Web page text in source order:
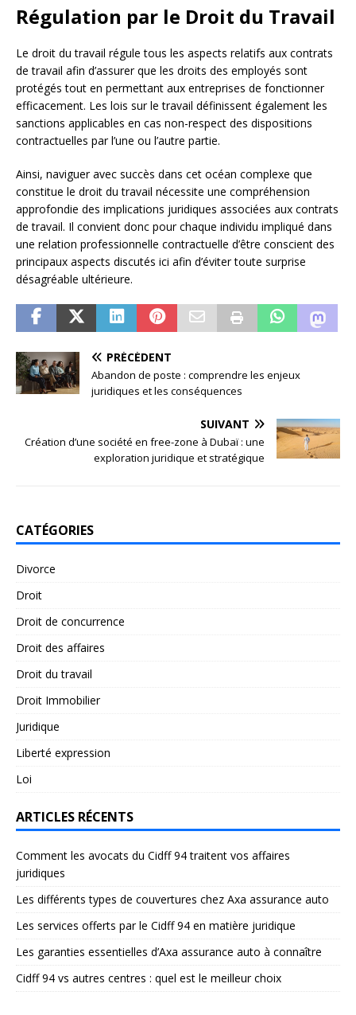
Régulation par le Droit du Travail
Le droit du travail régule tous les aspects relatifs aux contrats
de travail afin d’assurer que les droits des employés sont
protégés tout en permettant aux entreprises de fonctionner
efficacement. Les lois sur le travail définissent également les
sanctions applicables en cas non-respect des dispositions
contractuelles par l’une ou l’autre partie.
Ainsi, naviguer avec succès dans cet océan complexe que
constitue le droit du travail nécessite une compréhension
approfondie des implications juridiques associées aux contrats
de travail. Il convient donc pour chaque individu impliqué dans
une relation professionnelle contractuelle d’être conscient des
principaux aspects discutés ici afin d’éviter toute surprise
désagréable ultérieure.
PRÉCÉDENT
Abandon de poste : comprendre les enjeux
juridiques et les conséquences
SUIVANT
Création d’une société en free-zone à Dubaï : une
exploration juridique et stratégique
CATÉGORIES
Divorce
Droit
Droit de concurrence
Droit des affaires
Droit du travail
Droit Immobilier
Juridique
Liberté expression
Loi
ARTICLES RÉCENTS
Comment les avocats du Cidff 94 traitent vos affaires
juridiques
Les différents types de couvertures chez Axa assurance auto
Les services offerts par le Cidff 94 en matière juridique
Les garanties essentielles d’Axa assurance auto à connaître
Cidff 94 vs autres centres : quel est le meilleur choix